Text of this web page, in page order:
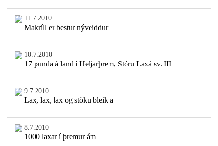
11.7.2010
Makríll er bestur nýveiddur
10.7.2010
17 punda á land í Heljarþrem, Stóru Laxá sv. III
9.7.2010
Lax, lax, lax og stöku bleikja
8.7.2010
1000 laxar í þremur ám